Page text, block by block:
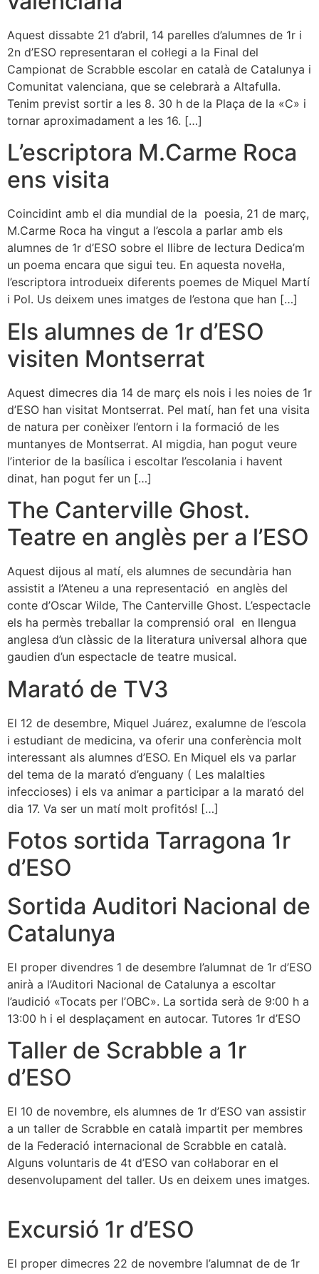
Aquest dissabte 21 d’abril, 14 parelles d’alumnes de 1r i
2n d’ESO representaran el col·legi a la Final del
Campionat de Scrabble escolar en català de Catalunya i
Comunitat valenciana, que se celebrarà a Altafulla.
Tenim previst sortir a les 8. 30 h de la Plaça de la «C» i
tornar aproximadament a les 16. […]
L’escriptora M.Carme Roca
ens visita
Coincidint amb el dia mundial de la poesia, 21 de març,
M.Carme Roca ha vingut a l’escola a parlar amb els
alumnes de 1r d’ESO sobre el llibre de lectura Dedica’m
un poema encara que sigui teu. En aquesta novel·la,
l’escriptora introdueix diferents poemes de Miquel Martí
i Pol. Us deixem unes imatges de l’estona que han […]
Els alumnes de 1r d’ESO
visiten Montserrat
Aquest dimecres dia 14 de març els nois i les noies de 1r
d’ESO han visitat Montserrat. Pel matí, han fet una visita
de natura per conèixer l’entorn i la formació de les
muntanyes de Montserrat. Al migdia, han pogut veure
l’interior de la basílica i escoltar l’escolania i havent
dinat, han pogut fer un […]
The Canterville Ghost.
Teatre en anglès per a l’ESO
Aquest dijous al matí, els alumnes de secundària han
assistit a l’Ateneu a una representació en anglès del
conte d’Oscar Wilde, The Canterville Ghost. L’espectacle
els ha permès treballar la comprensió oral en llengua
anglesa d’un clàssic de la literatura universal alhora que
gaudien d’un espectacle de teatre musical.
Marató de TV3
El 12 de desembre, Miquel Juárez, exalumne de l’escola
i estudiant de medicina, va oferir una conferència molt
interessant als alumnes d’ESO. En Miquel els va parlar
del tema de la marató d’enguany ( Les malalties
infeccioses) i els va animar a participar a la marató del
dia 17. Va ser un matí molt profitós! […]
Fotos sortida Tarragona 1r
d’ESO
Sortida Auditori Nacional de
Catalunya
El proper divendres 1 de desembre l’alumnat de 1r d’ESO
anirà a l’Auditori Nacional de Catalunya a escoltar
l’audició «Tocats per l’OBC». La sortida serà de 9:00 h a
13:00 h i el desplaçament en autocar. Tutores 1r d’ESO
Taller de Scrabble a 1r
d’ESO
El 10 de novembre, els alumnes de 1r d’ESO van assistir
a un taller de Scrabble en català impartit per membres
de la Federació internacional de Scrabble en català.
Alguns voluntaris de 4t d’ESO van col·laborar en el
desenvolupament del taller. Us en deixem unes imatges.
Excursió 1r d’ESO
El proper dimecres 22 de novembre l’alumnat de de 1r